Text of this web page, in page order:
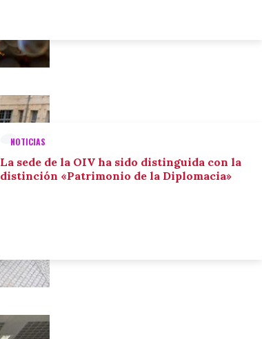
NOTICIAS
La sede de la OIV ha sido distinguida con la
distinción «Patrimonio de la Diplomacia»